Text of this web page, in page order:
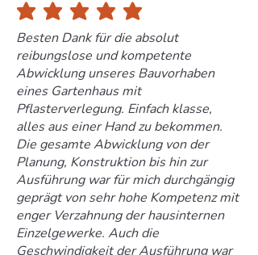
durchschnittliches Rating ist 5 von 5
Besten Dank für die absolut
reibungslose und kompetente
Abwicklung unseres Bauvorhaben
eines Gartenhaus mit
Pflasterverlegung. Einfach klasse,
alles aus einer Hand zu bekommen.
Die gesamte Abwicklung von der
Planung, Konstruktion bis hin zur
Ausführung war für mich durchgängig
geprägt von sehr hohe Kompetenz mit
enger Verzahnung der hausinternen
Einzelgewerke. Auch die
Geschwindigkeit der Ausführung war